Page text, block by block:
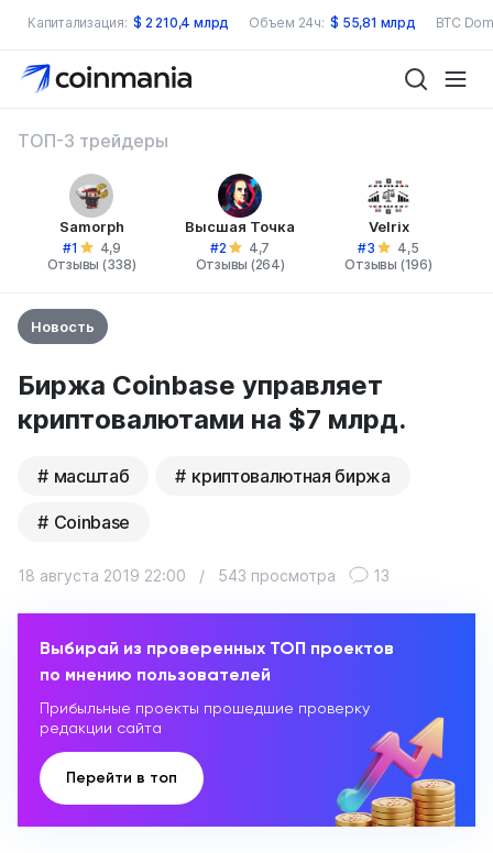
Капитализация: $ 2 210,4 млрд Объем 24ч: $ 55,81 млрд BTC
ТОП-3 трейдеры
Samorph
#1
4,9
Отзывы (338)
Высшая Точка
#2
4,7
Отзывы (264)
Velrix
#3
4,5
Отзывы (196)
Новость
Биржа Coinbase управляет
криптовалютами на $7 млрд.
масштаб криптовалютная биржа
Coinbase
18 августа 2019 22:00 / 543 просмотра 13
Выбирай из проверенных ТОП проектов
по мнению пользователей
Прибыльные проекты прошедшие проверку
редакции сайта
Перейти в топ